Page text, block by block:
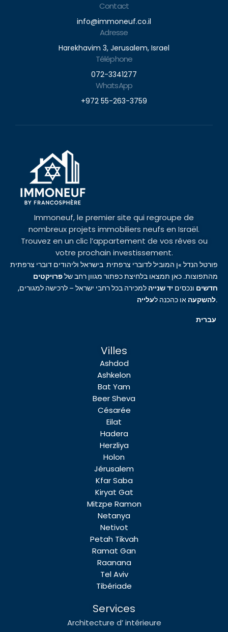
Contact
info@immoneuf.co.il
Adresse
Harekhavim 3, Jerusalem, Israel
Téléphone
072-3341277
WhatsApp
+972 55-263-3759
Immoneuf, le premier site qui regroupe de
nombreux projets immobiliers neufs en Israël.
Trouvez en un clic l’appartement de vos rêves ou
votre prochain investissement.
פורטל הנדל »ן המוביל לדוברי צרפתית בישראל וליהודים דוברי צרפתית
מהתפוצות. כאן תמצאו בלחיצת כפתור מגוון רחב שלפרויקטים
חדשים ונכסים יד שנייה למכירה בכל רחבי ישראל – לרכישה למגורים,
להשקעה או כהכנה לעלייה .
Villes
Ashdod
Ashkelon
Bat Yam
Beer Sheva
Césarée
Eilat
Hadera
Herzliya
Holon
Jérusalem
Kfar Saba
Kiryat Gat
Mitzpe Ramon
Netanya
Netivot
Petah Tikvah
Ramat Gan
Raanana
Tel Aviv
Tibériade
Services
Architecture d’ intérieure